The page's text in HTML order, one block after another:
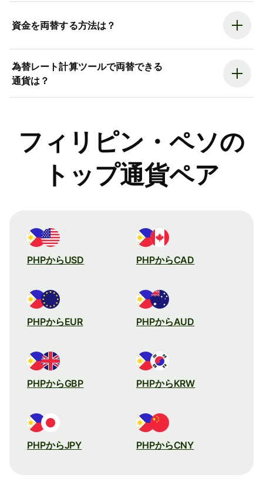
資金を両替する方法は？
為替レート計算ツールで両替できる
通貨は？
フィリピン・ペソの
トップ通貨ペア
PHPからUSD PHPからCAD
PHPからEUR PHPからAUD
PHPからGBP PHPからKRW
PHPからJPY PHPからCNY